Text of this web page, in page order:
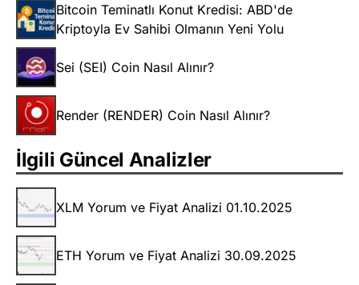
Bitcoin Teminatlı Konut Kredisi: ABD'de
Kriptoyla Ev Sahibi Olmanın Yeni Yolu
Sei (SEI) Coin Nasıl Alınır?
Render (RENDER) Coin Nasıl Alınır?
İlgili Güncel Analizler
XLM Yorum ve Fiyat Analizi 01.10.2025
ETH Yorum ve Fiyat Analizi 30.09.2025